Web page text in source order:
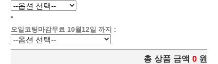
오일코팅마감무료 10월12일 까지 :
총 상품 금액 0 원